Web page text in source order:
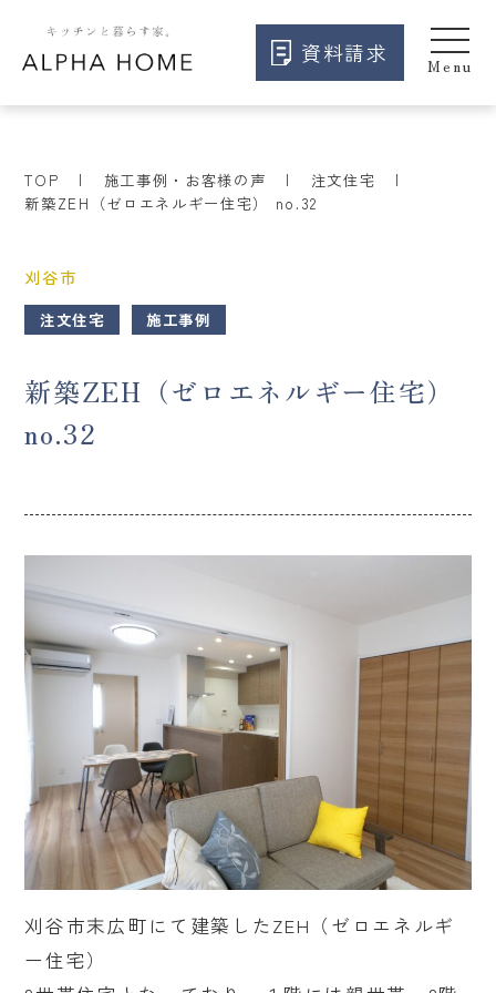
資料請求
TOP 施工事例・お客様の声
注文住宅
新築ZEH（ゼロエネルギー住宅） no.32
刈谷市
注文住宅 施工事例
新築ZEH（ゼロエネルギー住宅）
no.32
刈谷市末広町にて建築したZEH（ゼロエネルギ
ー住宅）